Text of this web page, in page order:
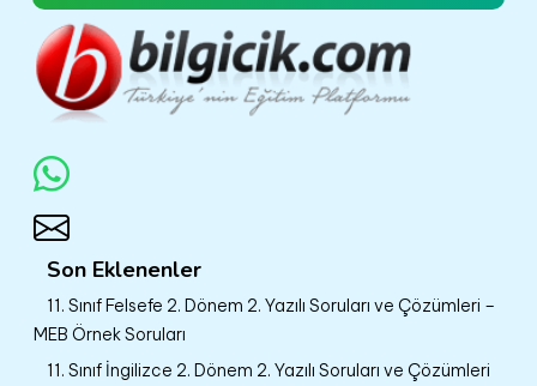
Son Eklenenler
11. Sınıf Felsefe 2. Dönem 2. Yazılı Soruları ve Çözümleri –
MEB Örnek Soruları
11. Sınıf İngilizce 2. Dönem 2. Yazılı Soruları ve Çözümleri